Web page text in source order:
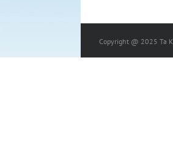
Copyright @ 2025 Ta